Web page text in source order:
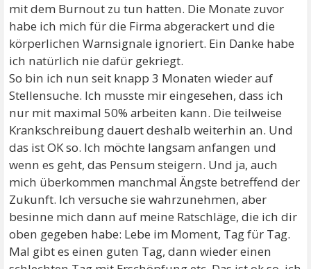
mit dem Burnout zu tun hatten. Die Monate zuvor
habe ich mich für die Firma abgerackert und die
körperlichen Warnsignale ignoriert. Ein Danke habe
ich natürlich nie dafür gekriegt.
So bin ich nun seit knapp 3 Monaten wieder auf
Stellensuche. Ich musste mir eingesehen, dass ich
nur mit maximal 50% arbeiten kann. Die teilweise
Krankschreibung dauert deshalb weiterhin an. Und
das ist OK so. Ich möchte langsam anfangen und
wenn es geht, das Pensum steigern. Und ja, auch
mich überkommen manchmal Ängste betreffend der
Zukunft. Ich versuche sie wahrzunehmen, aber
besinne mich dann auf meine Ratschläge, die ich dir
oben gegeben habe: Lebe im Moment, Tag für Tag.
Mal gibt es einen guten Tag, dann wieder einen